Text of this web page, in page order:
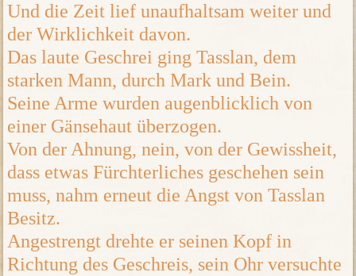
Und die Zeit lief unaufhaltsam weiter und
der Wirklichkeit davon.
Das laute Geschrei ging Tasslan, dem
starken Mann, durch Mark und Bein.
Seine Arme wurden augenblicklich von
einer Gänsehaut überzogen.
Von der Ahnung, nein, von der Gewissheit,
dass etwas Fürchterliches geschehen sein
muss, nahm erneut die Angst von Tasslan
Besitz.
Angestrengt drehte er seinen Kopf in
Richtung des Geschreis, sein Ohr versuchte